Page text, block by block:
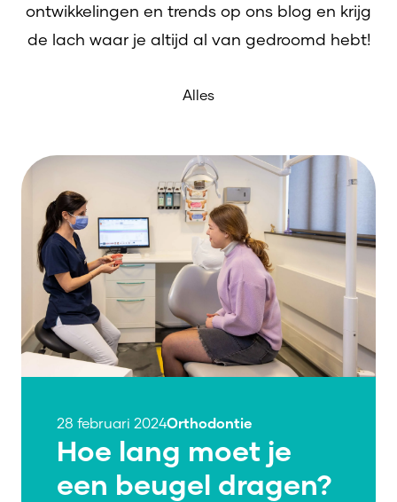
ontwikkelingen en trends op ons blog en krijg
de lach waar je altijd al van gedroomd hebt!
Alles
28 februari 2024Orthodontie
Hoe lang moet je
een beugel dragen?